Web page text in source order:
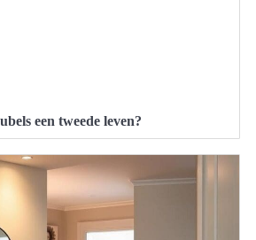
een tweede leven?